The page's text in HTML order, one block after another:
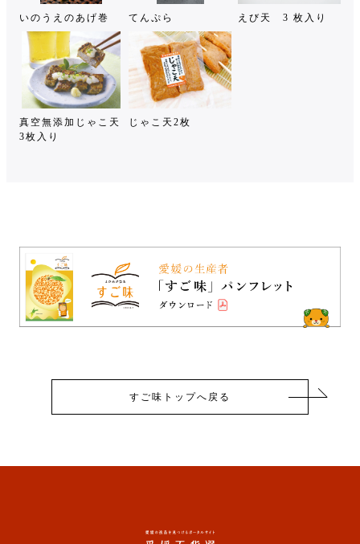
いのうえのあげ巻 てんぷら えび天 3 枚入り
真空無添加じゃこ天
3枚入り
じゃこ天2枚
すご味トップへ戻る